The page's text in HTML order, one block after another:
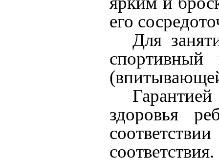
его
Для
здоровья
соответствия.